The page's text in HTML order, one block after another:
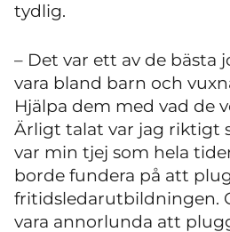
tydlig.
– Det var ett av de bästa
vara bland barn och
Hjälpa dem med vad de
Ärligt talat var jag riktigt
var min tjej som hela
borde fundera på att
fritidsledarutbildningen.
vara annorlunda att